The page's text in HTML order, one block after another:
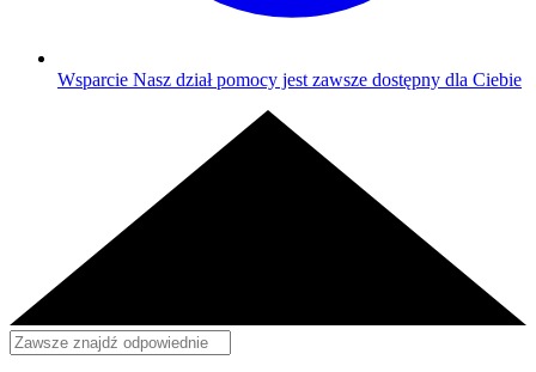
Wsparcie Nasz dział pomocy jest zawsze dostępny dla Ciebie